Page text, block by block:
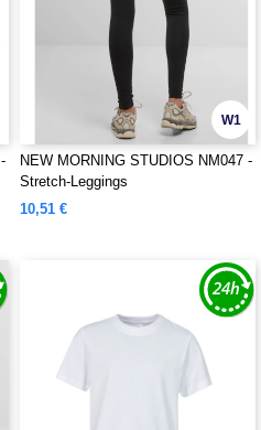
W1
NEW MORNING STUDIOS NM047 -
Stretch-Leggings
10,51 €